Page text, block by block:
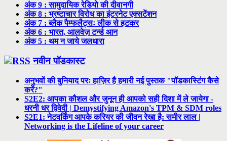
अंक 9 : सामुदायिक रेडियो की दीवानगी
अंक 8 : भ्रष्टाचार विरोध का इंटरनेट एक्सटेंशन
अंक 7 : ब्लैक पैम्फलैट्सः लीक से हटकर
अंक 6 : भारत, आलवेज़ टर्न्ड आन
अंक 5 : थम न जाये जलधारा
नवीन पॉडकास्ट
अनुभवों की बुनियाद परः हाज़िर है हमारी नई पुस्तक "पॉडकास्टिंग कैसे
करें?"
S2E2: आपका कौशल और जुनून ही आपको सही दिशा में ले जायेगा -
धरनी धर द्विवेदी | Demystifying Amazon's TPM & SDM roles
S2E1: नेटवर्किंग आपके करियर की जीवन रेखा है: समीर लाल |
Networking is the Lifeline of your career